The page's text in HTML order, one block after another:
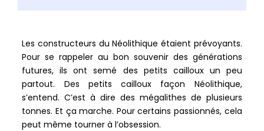
Les constructeurs du Néolithique étaient prévoyants.
Pour se rappeler au bon souvenir des générations
futures, ils ont semé des petits cailloux un peu
partout. Des petits cailloux façon Néolithique,
s’entend. C’est à dire des mégalithes de plusieurs
tonnes. Et ça marche. Pour certains passionnés, cela
peut même tourner à l’obsession.